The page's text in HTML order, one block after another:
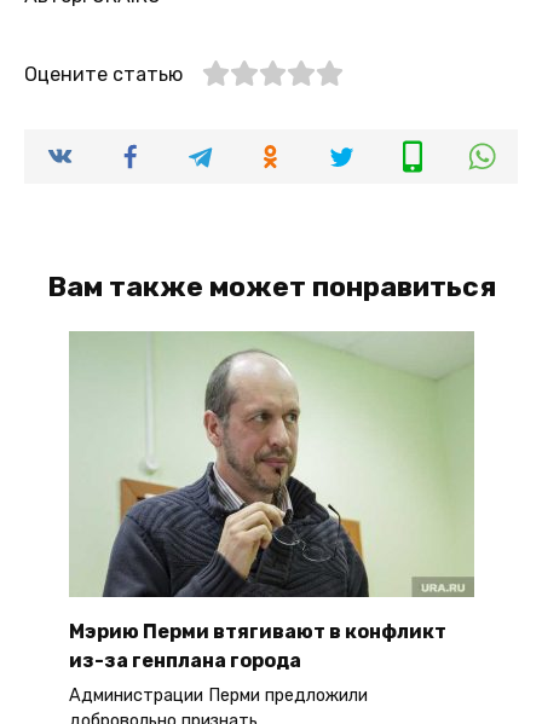
Оцените статью
Вам также может понравиться
Мэрию Перми втягивают в конфликт
из-за генплана города
Администрации Перми предложили